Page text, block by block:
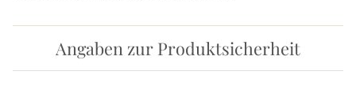
Angaben zur Produktsicherheit